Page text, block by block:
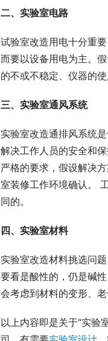
二、实验室电路
试验室改造用电十分重
而要以设备用电为主。
的不或不稳定、仪器的使
三、实验室通风系统
实验室改造通排风系统
解决工作人员的安全和
严格的要求，假设解决
室装修工作环境确认。
同的。
四、实验室材料
实验室改造材料挑选问
要看是酸性的，仍是碱
会考虑到材料的变形、
以上内容即是关于“实验